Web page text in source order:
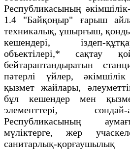
Республикасының
1.4 "Байқоңыр" ғарыш
техникалық, ұшырғыш,
кешендері, іздеп-
объектілері,* сақтау
бейтараптандыратын
пәтерлі үйлер,
қызмет жайлары,
бұл кешендер мен
элементтері,
Республикасының
мүліктерге, жер
санитарлық-қорғаушылық